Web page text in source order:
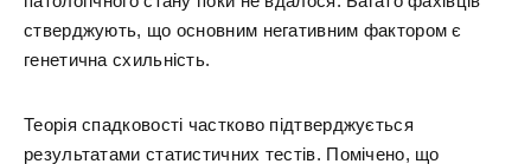
стверджують, що основним негативним фактором є
генетична схильність.
Теорія спадковості частково підтверджується
результатами статистичних тестів. Помічено, що